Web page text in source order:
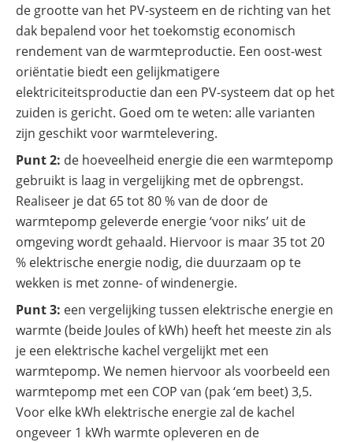
de grootte van het PV-systeem en de richting van het
dak bepalend voor het toekomstig economisch
rendement van de warmteproductie. Een oost-west
oriëntatie biedt een gelijkmatigere
elektriciteitsproductie dan een PV-systeem dat op het
zuiden is gericht. Goed om te weten: alle varianten
zijn geschikt voor warmtelevering.
Punt 2: de hoeveelheid energie die een warmtepomp
gebruikt is laag in vergelijking met de opbrengst.
Realiseer je dat 65 tot 80 % van de door de
warmtepomp geleverde energie ‘voor niks’ uit de
omgeving wordt gehaald. Hiervoor is maar 35 tot 20
% elektrische energie nodig, die duurzaam op te
wekken is met zonne- of windenergie.
Punt 3: een vergelijking tussen elektrische energie en
warmte (beide Joules of kWh) heeft het meeste zin als
je een elektrische kachel vergelijkt met een
warmtepomp. We nemen hiervoor als voorbeeld een
warmtepomp met een COP van (pak ‘em beet) 3,5.
Voor elke kWh elektrische energie zal de kachel
ongeveer 1 kWh warmte opleveren en de